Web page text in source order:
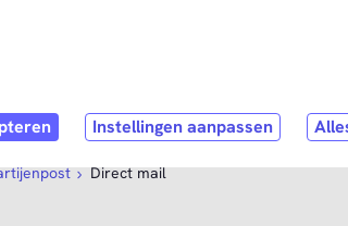
Open submenu
Service & Contact
Direct mail